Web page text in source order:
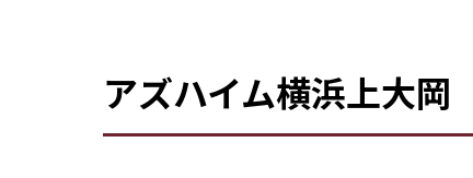
アズハイム横浜上大岡